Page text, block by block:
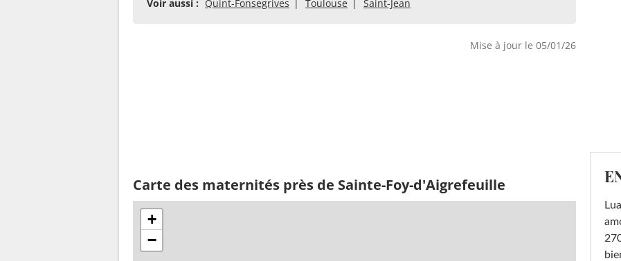
Voir aussi : Quint-Fonsegrives Toulouse Saint-Jean
Mise à jour le 05/01/26
Carte des maternités près de Sainte-Foy-d'Aigrefeuille
+
−